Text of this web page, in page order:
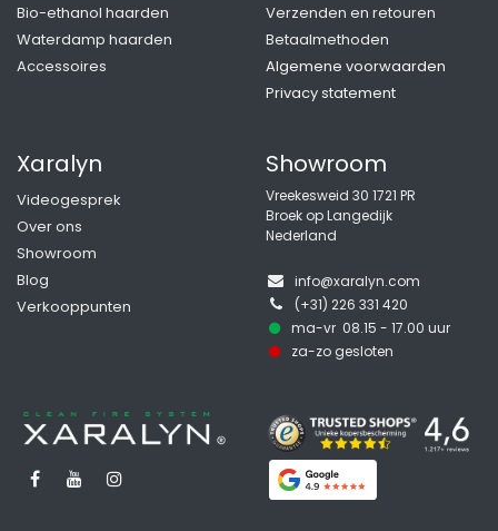
Bio-ethanol haarden
Waterdamp haarden
Accessoires
Verzenden en retouren
Betaalmethoden
Algemene voorwaarden
Privacy statement
Xaralyn
Videogesprek
Over ons
Showroom
Blog
Verkooppunten
Showroom
Vreekesweid 30 1721 PR
Broek op Langedijk
Nederland
info@xaralyn.com
(+31) 226 331 420
ma-vr 08.15 - 17.00 uur
za-zo gesloten